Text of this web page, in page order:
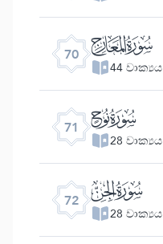
70 ﯳ
44 වාක්‍යය
71 ﯴ
28 වාක්‍යය
72 ﯵ
28 වාක්‍යය